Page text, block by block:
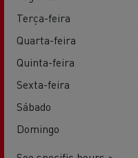
Terça-feira
Quarta-feira
Quinta-feira
Sexta-feira
Sábado
Domingo